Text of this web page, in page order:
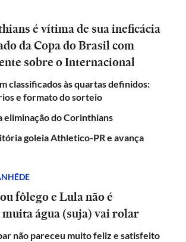
é vítima de sua ineficácia
da Copa do Brasil com
sobre o Internacional
classificados às quartas definidos:
e formato do sorteio
eliminação do Corinthians
goleia Athletico-PR e avança
fôlego e Lula não é
água (suja) vai rolar
não pareceu muito feliz e satisfeito